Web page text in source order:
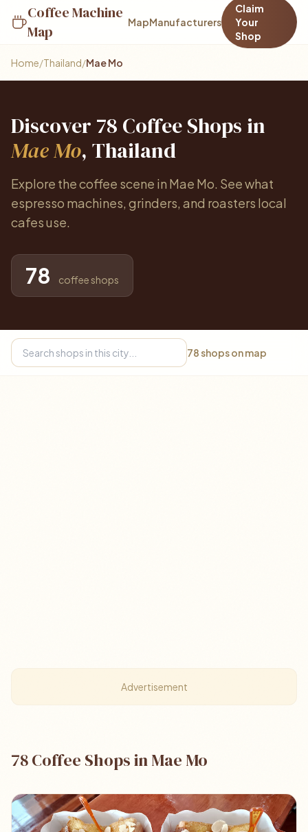
Coffee Machine
Map
MapManufacturers
Claim
Your
Shop
Home/Thailand/Mae Mo
Discover 78 Coffee Shops in
Mae Mo, Thailand
Explore the coffee scene in Mae Mo. See what
espresso machines, grinders, and roasters local
cafes use.
78 coffee shops
78 shops on map
Advertisement
78 Coffee Shops in Mae Mo